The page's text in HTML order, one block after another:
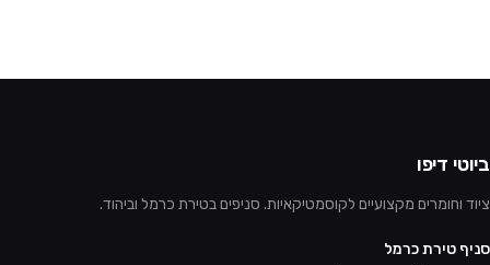
ביוטי דיפו
ציוד וחומרים מקצועיים לקוסמטיקאיות. סניפים בטירת כרמל וביהוד.
סניף טירת כרמל